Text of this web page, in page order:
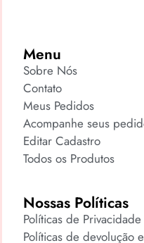
Menu
Sobre Nós
Contato
Meus Pedidos
Acompanhe seus
Editar Cadastro
Todos os Produtos
Nossas Políticas
Políticas de Privacidade
Políticas de devolução